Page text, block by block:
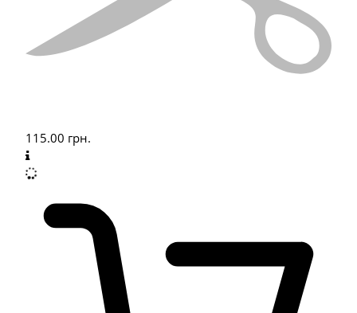
115.00 грн.